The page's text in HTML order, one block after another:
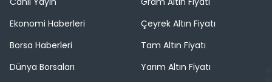
Ekonomi Haberleri
Borsa Haberleri
Dünya Borsaları
Çeyrek Altın Fiyatı
Tam Altın Fiyatı
Yarım Altın Fiyatı